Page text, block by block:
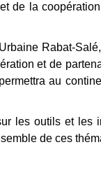
de la
Rabat-
et de
au
les outils et
de ces